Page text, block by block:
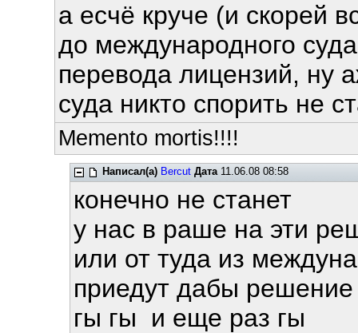
а есчё круче (и скорей
до международного
перевода лицензий, ну
суда никто спорить не
Memento mortis!!!!
Написал(а) Bercut Дата11.06.08 08:58
конечно не станет
у нас в раше на эти
или от туда из
приедут дабы решение
гы гы и еще раз гы